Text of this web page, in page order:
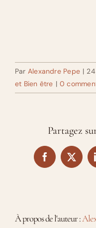
Par Alexandre Pepe |
et Bien être | 0
Partagez
Facebook
X
À propos de l'auteur :